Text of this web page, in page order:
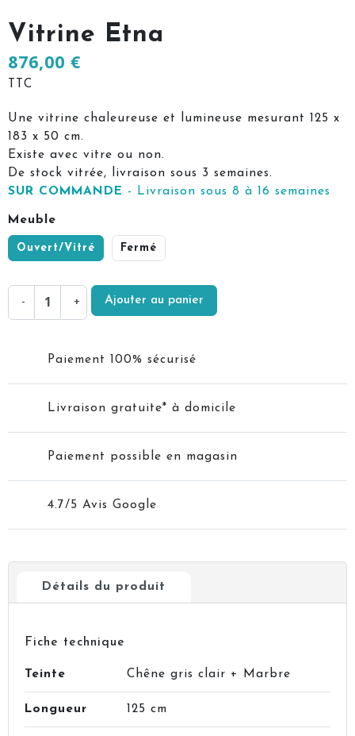
Vitrine Etna
876,00 €
TTC
Une vitrine chaleureuse et lumineuse mesurant 125 x
183 x 50 cm.
Existe avec vitre ou non.
De stock vitrée, livraison sous 3 semaines.
SUR COMMANDE - Livraison sous 8 à 16 semaines
Meuble
Ouvert/Vitré Fermé
- + Ajouter au panier
Paiement 100% sécurisé
Livraison gratuite* à domicile
Paiement possible en magasin
4.7/5 Avis Google
Détails du produit
Fiche technique
Teinte Chêne gris clair + Marbre
Longueur 125 cm